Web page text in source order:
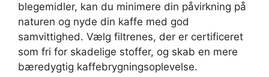
blegemidler, kan du minimere din påvirkning på
naturen og nyde din kaffe med god
samvittighed. Vælg filtrenes, der er certificeret
som fri for skadelige stoffer, og skab en mere
bæredygtig kaffebrygningsoplevelse.